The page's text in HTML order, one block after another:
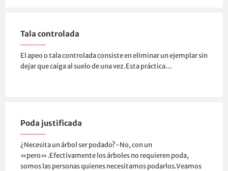
Tala controlada
El apeo o tala controlada consiste en eliminar un ejemplar sin
dejar que caiga al suelo de una vez.Esta práctica…
Poda justificada
¿Necesita un árbol ser podado?-No, con un
«pero».Efectivamente los árboles no requieren poda,
somos las personas quienes necesitamos podarlos.Veamos